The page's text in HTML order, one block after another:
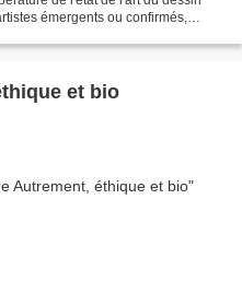
émergents ou confirmés,
et bio